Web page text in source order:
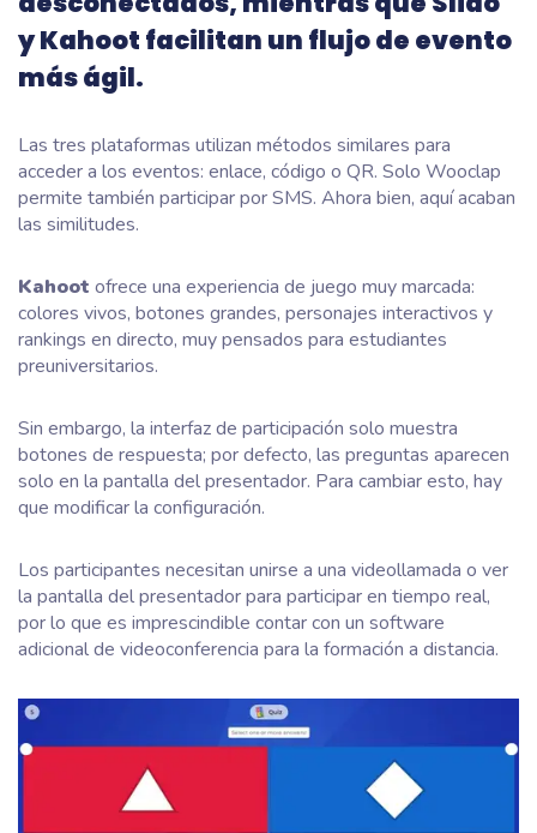
y Kahoot facilitan un flujo de evento
más ágil.
Las tres plataformas utilizan métodos similares para
acceder a los eventos: enlace, código o QR. Solo Wooclap
permite también participar por SMS. Ahora bien, aquí acaban
las similitudes.
Kahoot ofrece una experiencia de juego muy marcada:
colores vivos, botones grandes, personajes interactivos y
rankings en directo, muy pensados para estudiantes
preuniversitarios.
Sin embargo, la interfaz de participación solo muestra
botones de respuesta; por defecto, las preguntas aparecen
solo en la pantalla del presentador. Para cambiar esto, hay
que modificar la configuración.
Los participantes necesitan unirse a una videollamada o ver
la pantalla del presentador para participar en tiempo real,
por lo que es imprescindible contar con un software
adicional de videoconferencia para la formación a distancia.